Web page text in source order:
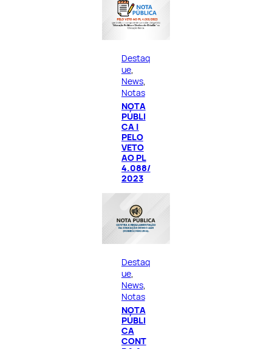
Destaq
ue
News
Notas
NOTA
PÚBLI
CA |
PELO
VETO
AO PL
4.088/
2023
Destaq
ue
News
Notas
NOTA
PÚBLI
CA
CONT